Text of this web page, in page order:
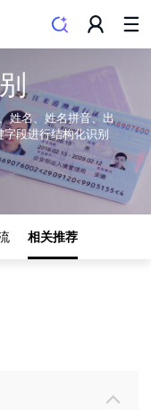
姓名、姓名拼音、出
段进行结构化识别
相关推荐